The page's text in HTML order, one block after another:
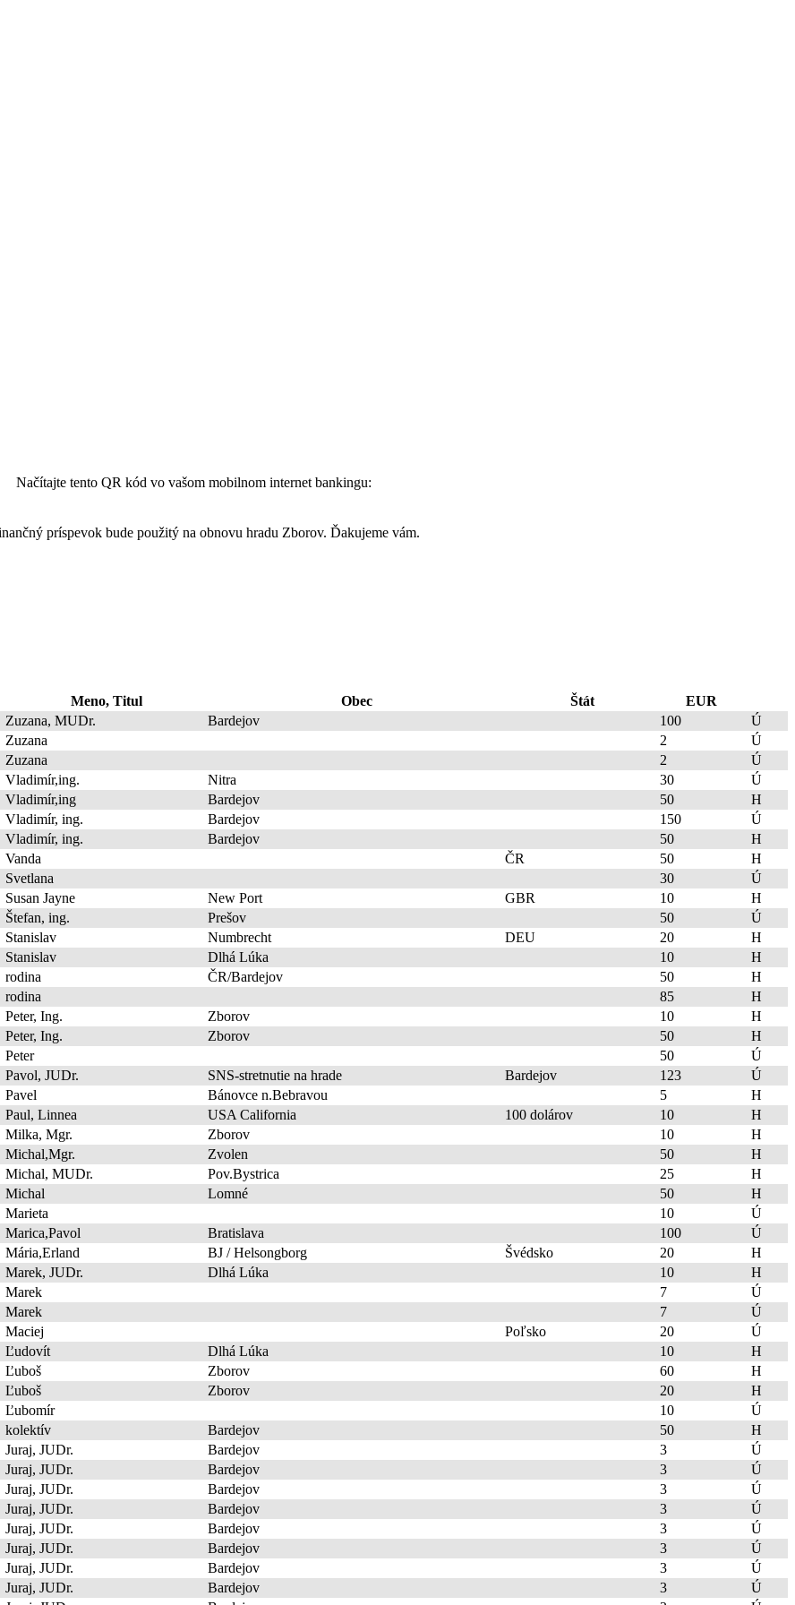
Načítajte tento QR kód vo vašom mobilnom internet bankingu:
príspevok bude použitý na obnovu hradu Zborov. Ďakujeme vám.
Meno, Titul Obec Štát
EUR
Zuzana, MUDr. Bardejov 100
Ú
Zuzana 2
Ú
Zuzana 2
Ú
Vladimír,ing. Nitra 30
Ú
Vladimír,ing Bardejov 50
H
Vladimír, ing. Bardejov 150
Ú
Vladimír, ing. Bardejov 50
H
Vanda ČR 50
H
Svetlana 30
Ú
Susan Jayne New Port GBR 10
H
Štefan, ing. Prešov 50
Ú
Stanislav Numbrecht DEU 20
H
Stanislav Dlhá Lúka 10
H
rodina ČR/Bardejov 50
H
rodina 85
H
Peter, Ing. Zborov 10
H
Peter, Ing. Zborov 50
H
Peter 50
Ú
Pavol, JUDr. SNS-stretnutie na hrade Bardejov 123
Ú
Pavel Bánovce n.Bebravou 5
H
Paul, Linnea USA California 100 dolárov 10
H
Milka, Mgr. Zborov 10
H
Michal,Mgr. Zvolen 50
H
Michal, MUDr. Pov.Bystrica 25
H
Michal Lomné 50
H
Marieta 10
Ú
Marica,Pavol Bratislava 100
Ú
Mária,Erland BJ / Helsongborg Švédsko 20
H
Marek, JUDr. Dlhá Lúka 10
H
Marek 7
Ú
Marek 7
Ú
Maciej Poľsko 20
Ú
Ľudovít Dlhá Lúka 10
H
Ľuboš Zborov 60
H
Ľuboš Zborov 20
H
Ľubomír 10
Ú
kolektív Bardejov 50
H
Juraj, JUDr. Bardejov 3
Ú
Juraj, JUDr. Bardejov 3
Ú
Juraj, JUDr. Bardejov 3
Ú
Juraj, JUDr. Bardejov 3
Ú
Juraj, JUDr. Bardejov 3
Ú
Juraj, JUDr. Bardejov 3
Ú
Juraj, JUDr. Bardejov 3
Ú
Juraj, JUDr. Bardejov 3
Ú